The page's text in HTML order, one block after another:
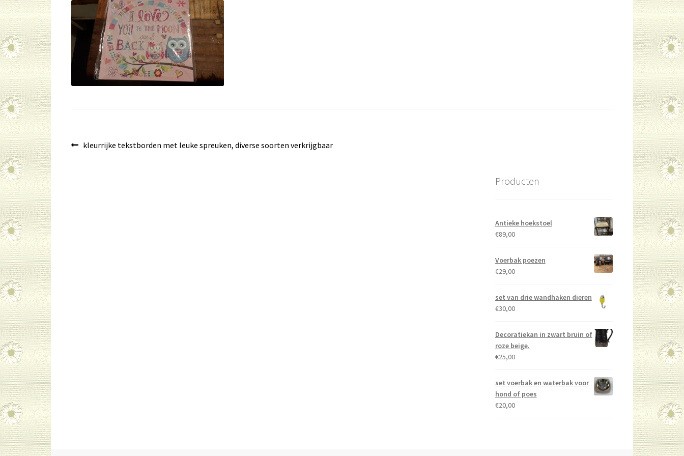
Bericht
Vorig
kleurrijke tekstborden met leuke spreuken, diverse soorten verkrijgbaar
Producten
Antieke hoekstoel
€89,00
Voerbak poezen
€29,00
set van drie wandhaken dieren
€30,00
Decoratiekan in zwart bruin of
roze beige.
€25,00
set voerbak en waterbak voor
hond of poes
€20,00